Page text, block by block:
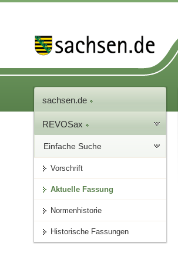
sachsen.de
REVOSax
Einfache Suche
Vorschrift
Aktuelle Fassung
Normenhistorie
Historische Fassungen